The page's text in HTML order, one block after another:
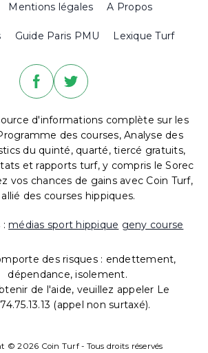
Mentions légales A Propos
Guide Paris PMU Lexique Turf
d'informations complète sur les
des courses, Analyse des
du quinté, quarté, tiercé gratuits,
et rapports turf, y compris le Sorec
vos chances de gains avec Coin Turf,
des courses hippiques.
: médias sport hippique geny course
des risques : endettement,
dépendance, isolement.
de l'aide, veuillez appeler Le
(appel non surtaxé).
© 2026 Coin Turf - Tous droits réservés